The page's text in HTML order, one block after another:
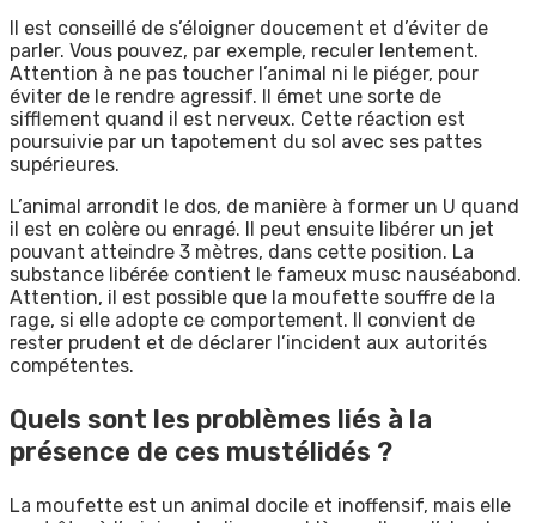
Il est conseillé de s’éloigner doucement et d’éviter de
parler. Vous pouvez, par exemple, reculer lentement.
Attention à ne pas toucher l’animal ni le piéger, pour
éviter de le rendre agressif. Il émet une sorte de
sifflement quand il est nerveux. Cette réaction est
poursuivie par un tapotement du sol avec ses pattes
supérieures.
L’animal arrondit le dos, de manière à former un U quand
il est en colère ou enragé. Il peut ensuite libérer un jet
pouvant atteindre 3 mètres, dans cette position. La
substance libérée contient le fameux musc nauséabond.
Attention, il est possible que la moufette souffre de la
rage, si elle adopte ce comportement. Il convient de
rester prudent et de déclarer l’incident aux autorités
compétentes.
Quels sont les problèmes liés à la
présence de ces mustélidés ?
La moufette est un animal docile et inoffensif, mais elle